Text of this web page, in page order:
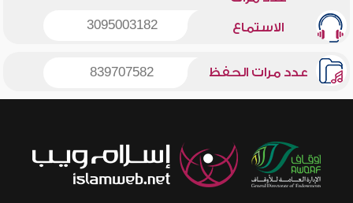
الاستماع 3095003182
عدد مرات الحفظ 839707582